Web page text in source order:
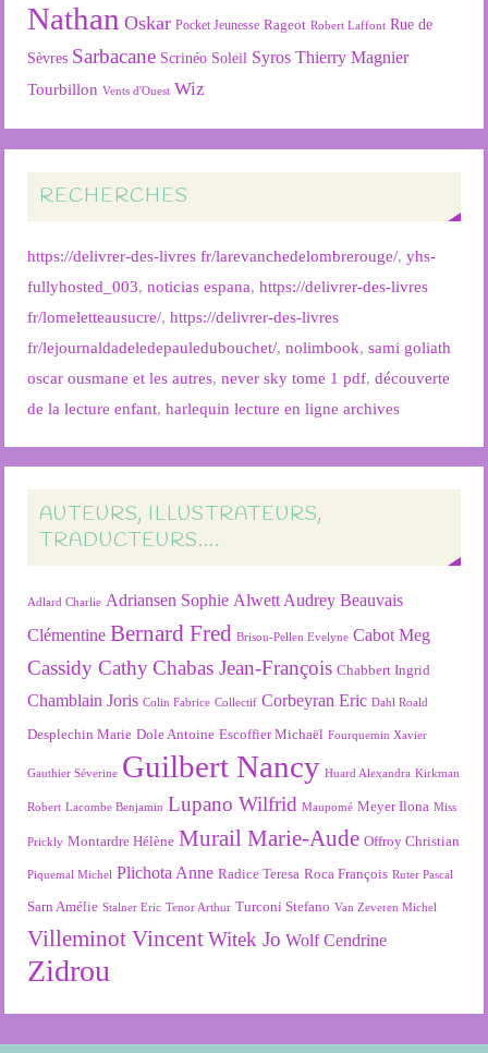
Nathan Oskar Pocket Jeunesse Rageot Robert Laffont Rue de
Sèvres Sarbacane Scrinéo Soleil Syros Thierry Magnier
Tourbillon Vents d'Ouest Wiz
RECHERCHES
https://delivrer-des-livres fr/larevanchedelombrerouge/,yhs-
fullyhosted_003,noticias espana,https://delivrer-des-livres
fr/lomeletteausucre/,https://delivrer-des-livres
fr/lejournaldadeledepauledubouchet/,nolimbook,sami goliath
oscar ousmane et les autres,never sky tome 1 pdf,découverte
de la lecture enfant,harlequin lecture en ligne archives
AUTEURS, ILLUSTRATEURS,
TRADUCTEURS….
Adlard Charlie Adriansen Sophie Alwett Audrey Beauvais
Clémentine Bernard Fred Brisou-Pellen Evelyne Cabot Meg
Cassidy Cathy Chabas Jean-François Chabbert Ingrid
Chamblain Joris Colin Fabrice Collectif Corbeyran Eric Dahl Roald
Desplechin Marie Dole Antoine Escoffier Michaël Fourquemin Xavier
Gauthier Séverine Guilbert Nancy Huard Alexandra Kirkman
Robert Lacombe Benjamin Lupano Wilfrid Maupomé Meyer Ilona Miss
Prickly Montardre Hélène Murail Marie-Aude Offroy Christian
Piquemal Michel Plichota Anne Radice Teresa Roca François Ruter Pascal
Sarn Amélie Stalner Eric Tenor Arthur Turconi Stefano Van Zeveren Michel
Villeminot Vincent Witek Jo Wolf Cendrine
Zidrou